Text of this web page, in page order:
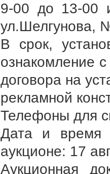
9-00 до 13-00
ул.Шелгунова,
В срок,
ознакомление
договора на
рекламной
Телефоны для
Дата и время
аукционе: 17
Аукционная